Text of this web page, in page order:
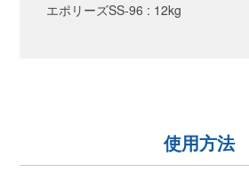
エポリーズSS-96 : 12kg
使用方法